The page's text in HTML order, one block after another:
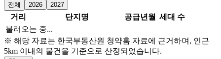
전체 2026 2027
거리 단지명 공급년월 세대 수
불러오는 중...
※ 해당 자료는 한국부동산원 청약홈 자료에 근거하며, 인근
5km 이내의 물건을 기준으로 산정되었습니다.